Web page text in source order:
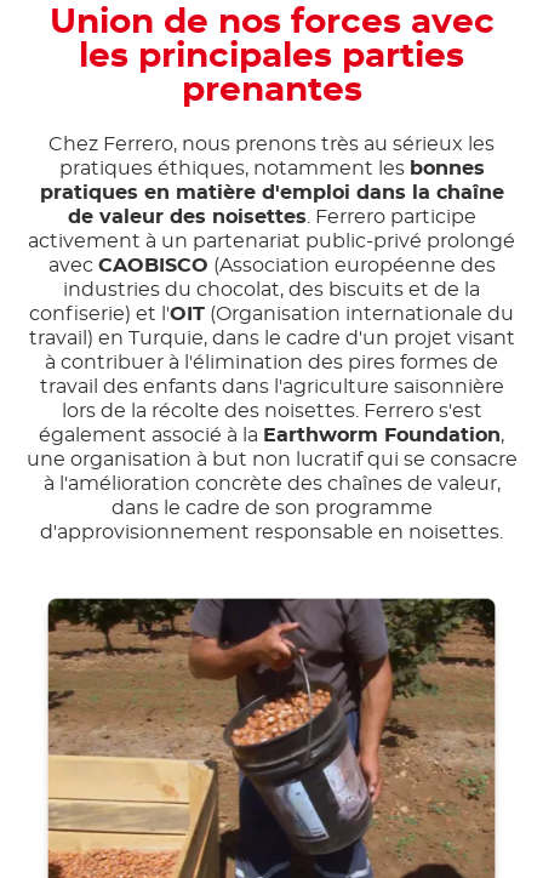
Union de nos forces avec
les principales parties
prenantes
Chez Ferrero, nous prenons très au sérieux les
pratiques éthiques, notamment les bonnes
pratiques en matière d'emploi dans la chaîne
de valeur des noisettes . Ferrero participe
activement à un partenariat public-privé prolongé
avec CAOBISCO (Association européenne des
industries du chocolat, des biscuits et de la
confiserie) et l'OIT (Organisation internationale du
travail) en Turquie, dans le cadre d'un projet visant
à contribuer à l'élimination des pires formes de
travail des enfants dans l'agriculture saisonnière
lors de la récolte des noisettes. Ferrero s'est
également associé à la Earthworm Foundation,
une organisation à but non lucratif qui se consacre
à l'amélioration concrète des chaînes de valeur,
dans le cadre de son programme
d'approvisionnement responsable en noisettes.